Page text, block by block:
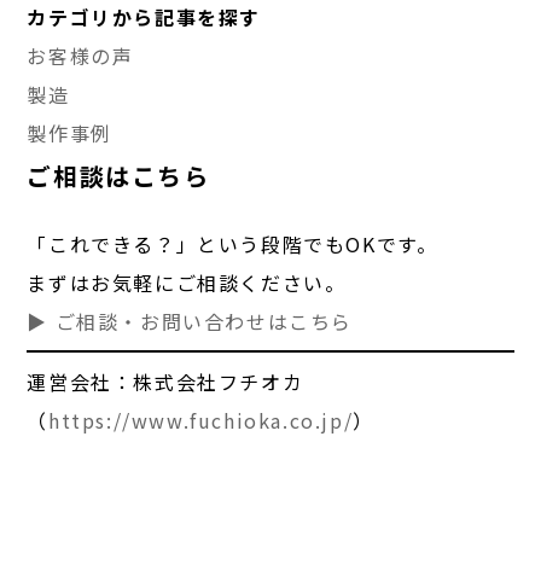
カテゴリから記事を探す
お客様の声
製造
製作事例
ご相談はこちら
「これできる？」という段階でもOKです。
まずはお気軽にご相談ください。
▶ ご相談・お問い合わせはこちら
運営会社：株式会社フチオカ
（https://www.fuchioka.co.jp/）